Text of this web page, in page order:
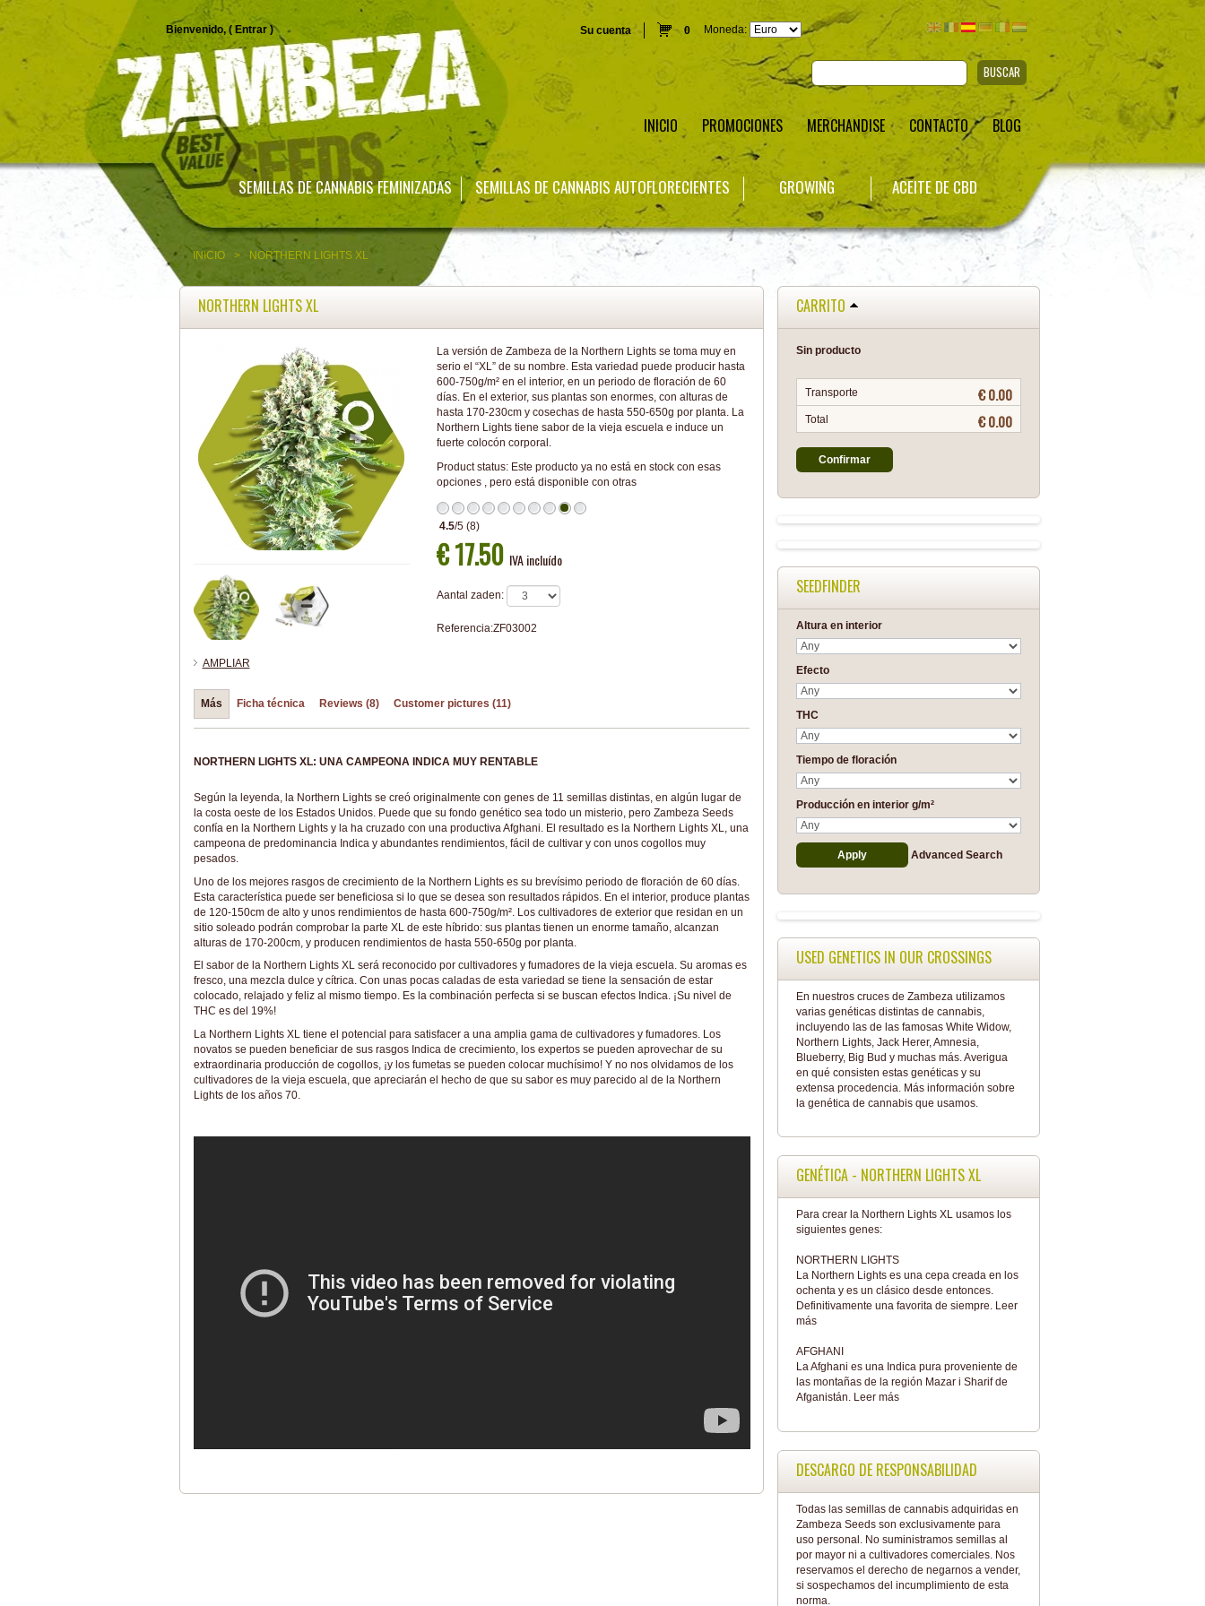
Bienvenido, ( Entrar) Su cuenta 0 Moneda:
BUSCAR
INICIO PROMOCIONES MERCHANDISE CONTACTO BLOG
SEMILLAS DE CANNABIS FEMINIZADAS SEMILLAS DE CANNABIS AUTOFLORECIENTES GROWING ACEITE DE CBD
INICIO > NORTHERN LIGHTS XL
NORTHERN LIGHTS XL
AMPLIAR
La versión de Zambeza de la Northern Lights se toma muy en
serio el “XL” de su nombre. Esta variedad puede producir hasta
600-750g/m² en el interior, en un periodo de floración de 60
días. En el exterior, sus plantas son enormes, con alturas de
hasta 170-230cm y cosechas de hasta 550-650g por planta. La
Northern Lights tiene sabor de la vieja escuela e induce un
fuerte colocón corporal.
Product status: Este producto ya no está en stock con esas
opciones , pero está disponible con otras
4.5/5(8)
€ 17.50 IVA incluído
Aantal zaden:
Referencia:ZF03002
Más Ficha técnica Reviews (8) Customer pictures (11)
NORTHERN LIGHTS XL: UNA CAMPEONA INDICA MUY RENTABLE
Según la leyenda, la Northern Lights se creó originalmente con genes de 11 semillas distintas, en algún lugar de
la costa oeste de los Estados Unidos. Puede que su fondo genético sea todo un misterio, pero Zambeza Seeds
confía en la Northern Lights y la ha cruzado con una productiva Afghani. El resultado es la Northern Lights XL, una
campeona de predominancia Indica y abundantes rendimientos, fácil de cultivar y con unos cogollos muy
pesados.
Uno de los mejores rasgos de crecimiento de la Northern Lights es su brevísimo periodo de floración de 60 días.
Esta característica puede ser beneficiosa si lo que se desea son resultados rápidos. En el interior, produce plantas
de 120-150cm de alto y unos rendimientos de hasta 600-750g/m². Los cultivadores de exterior que residan en un
sitio soleado podrán comprobar la parte XL de este híbrido: sus plantas tienen un enorme tamaño, alcanzan
alturas de 170-200cm, y producen rendimientos de hasta 550-650g por planta.
El sabor de la Northern Lights XL será reconocido por cultivadores y fumadores de la vieja escuela. Su aromas es
fresco, una mezcla dulce y cítrica. Con unas pocas caladas de esta variedad se tiene la sensación de estar
colocado, relajado y feliz al mismo tiempo. Es la combinación perfecta si se buscan efectos Indica. ¡Su nivel de
THC es del 19%!
La Northern Lights XL tiene el potencial para satisfacer a una amplia gama de cultivadores y fumadores. Los
novatos se pueden beneficiar de sus rasgos Indica de crecimiento, los expertos se pueden aprovechar de su
extraordinaria producción de cogollos, ¡y los fumetas se pueden colocar muchísimo! Y no nos olvidamos de los
cultivadores de la vieja escuela, que apreciarán el hecho de que su sabor es muy parecido al de la Northern
Lights de los años 70.
CARRITO
Sin producto
Transporte € 0.00
Total € 0.00
Confirmar
SEEDFINDER
Altura en interior
Efecto
THC
Tiempo de floración
Producción en interior g/m²
Advanced Search
USED GENETICS IN OUR CROSSINGS
En nuestros cruces de Zambeza utilizamos
varias genéticas distintas de cannabis,
incluyendo las de las famosas White Widow,
Northern Lights, Jack Herer, Amnesia,
Blueberry, Big Bud y muchas más. Averigua
en qué consisten estas genéticas y su
extensa procedencia. Más información sobre
la genética de cannabis que usamos.
GENÉTICA - NORTHERN LIGHTS XL
Para crear la Northern Lights XL usamos los
siguientes genes:
NORTHERN LIGHTS
La Northern Lights es una cepa creada en los
ochenta y es un clásico desde entonces.
Definitivamente una favorita de siempre. Leer
más
AFGHANI
La Afghani es una Indica pura proveniente de
las montañas de la región Mazar i Sharif de
Afganistán. Leer más
DESCARGO DE RESPONSABILIDAD
Todas las semillas de cannabis adquiridas en
Zambeza Seeds son exclusivamente para
uso personal. No suministramos semillas al
por mayor ni a cultivadores comerciales. Nos
reservamos el derecho de negarnos a vender,
si sospechamos del incumplimiento de esta
norma.